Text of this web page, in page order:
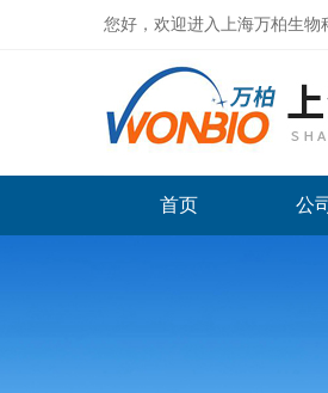
您好，欢迎进入上海万柏生物
首页 公